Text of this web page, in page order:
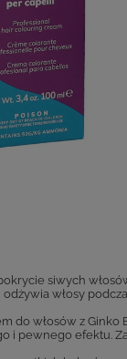
siwych
włosy
do włosów z
i pewnego efektu.